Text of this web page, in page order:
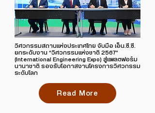
วิศวกรรมสถานแห่งประเทศไทย จับมือ เอ็น.ซี.ซี.
ยกระดับงาน “วิศวกรรมแห่งชาติ 2567”
(International Engineering Expo) สู่แพลตฟอร์ม
นานาชาติ รองรับโอกาสงานโครงการวิศวกรรม
ระดับโลก
Read More